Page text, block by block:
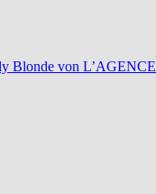
Blonde von L’AGENCE